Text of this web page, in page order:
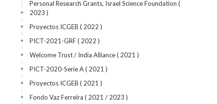
Personal Research Grants, Israel Science Foundation (
2023 )
+
Proyectos ICGEB ( 2022 )
+
PICT-2021-GRF ( 2022 )
+
Welcome Trust / India Alliance ( 2021 )
+
PICT-2020-Serie A ( 2021 )
+
Proyectos ICGEB ( 2021 )
+
Fondo Vaz Ferreira ( 2021 / 2023 )
+